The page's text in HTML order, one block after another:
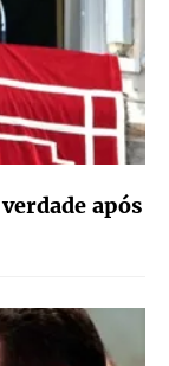
após